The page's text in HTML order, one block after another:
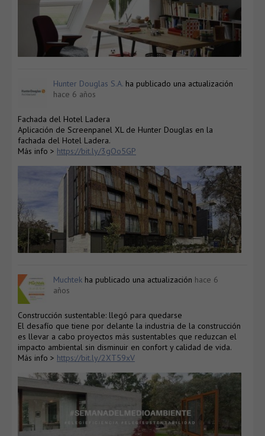
Hunter Douglas S.A. ha publicado una actualización
hace 6 años
Fachada del Hotel Ladera
Aplicación de Screenpanel XL de Hunter Douglas en la
fachada del Hotel Ladera.
Más info > https://bit.ly/3gOo5GP
Muchtek ha publicado una actualización hace 6
años
Construcción sustentable: llegó para quedarse
El desafío que tiene por delante la industria de la construcción
es llevar a cabo proyectos más sustentables que reduzcan el
impacto ambiental sin disminuir en confort y calidad de vida.
Más info > https://bit.ly/2XT59xV